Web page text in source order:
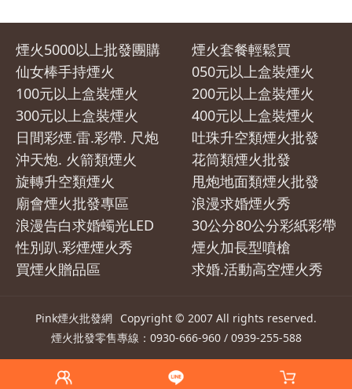
煙火5000以上批發團購
煙火套餐輕鬆買
仙女棒手持煙火
050元以上盒裝煙火
100元以上盒裝煙火
200元以上盒裝煙火
300元以上盒裝煙火
400元以上盒裝煙火
日間彩煙.雷.彩帶. 尺炮
吐珠升空類煙火批發
沖天炮. 火箭類煙火
花筒類煙火批發
旋轉升空類煙火
甩炮地面類煙火批發
廟會煙火批發專區
浪漫求婚煙火秀
浪漫告白求婚蠋光LED
30公分80公分彩紙彩帶
性別趴.彩煙煙火秀
煙火加長型噴槍
買煙火贈品區
求婚.活動高空煙火秀
Pink煙火批發網 Copyright © 2007 All rights reserved.
煙火批發零售專線：0930-666-960 / 0939-255-588